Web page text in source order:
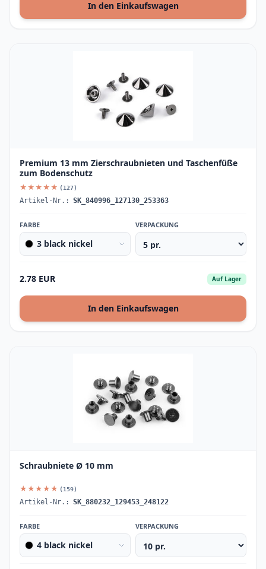
In den Einkaufswagen
Premium 13 mm Zierschraubnieten und Taschenfüße
zum Bodenschutz
★★★★★ (127)
Artikel-Nr.: SK_840996_127130_253363
FARBE
3 black nickel
VERPACKUNG
2.78 EUR Auf Lager
In den Einkaufswagen
Schraubniete Ø 10 mm
★★★★★ (159)
Artikel-Nr.: SK_880232_129453_248122
FARBE
4 black nickel
VERPACKUNG